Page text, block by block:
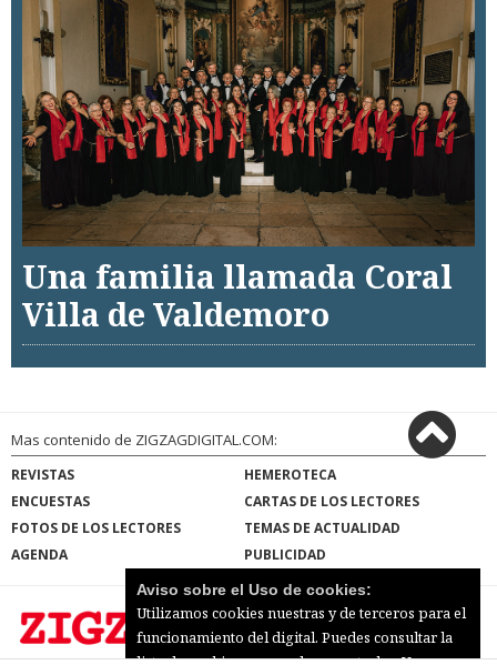
Una familia llamada Coral
Villa de Valdemoro
Mas contenido de ZIGZAGDIGITAL.COM:
REVISTAS
HEMEROTECA
ENCUESTAS
CARTAS DE LOS LECTORES
FOTOS DE LOS LECTORES
TEMAS DE ACTUALIDAD
AGENDA
PUBLICIDAD
Aviso sobre el Uso de cookies:
Utilizamos cookies nuestras y de terceros para el
funcionamiento del digital. Puedes consultar la